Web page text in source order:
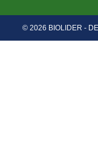
© 2026 BIOLIDER -